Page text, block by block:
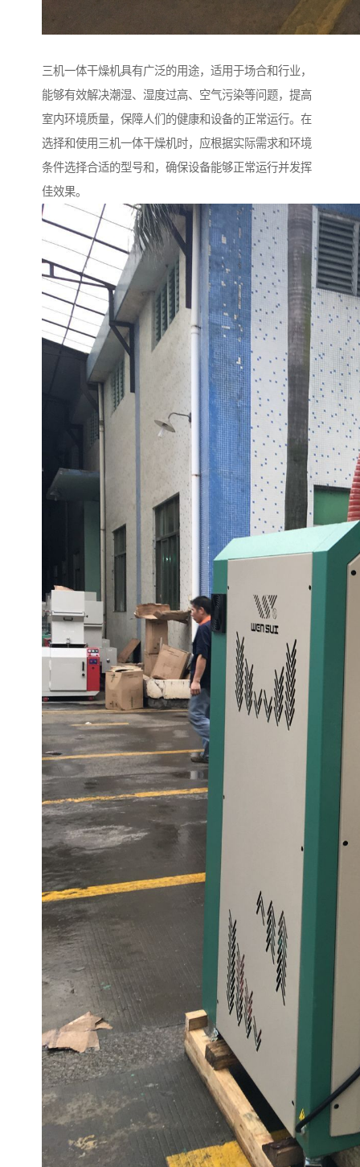
三机一体干燥机具有广泛的用途，适用于场合和行业，
能够有效解决潮湿、湿度过高、空气污染等问题，提高
室内环境质量，保障人们的健康和设备的正常运行。在
选择和使用三机一体干燥机时，应根据实际需求和环境
条件选择合适的型号和，确保设备能够正常运行并发挥
佳效果。